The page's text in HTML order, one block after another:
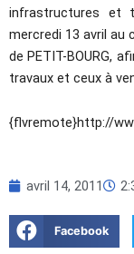
infrastructures et
mercredi 13 avril au
de PETIT-BOURG,
travaux et ceux à
{flvremote}http://
avril 14, 2011
Facebook